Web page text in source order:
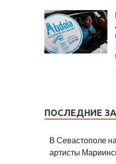
ПОСЛЕДНИЕ
В Севастополе
артисты